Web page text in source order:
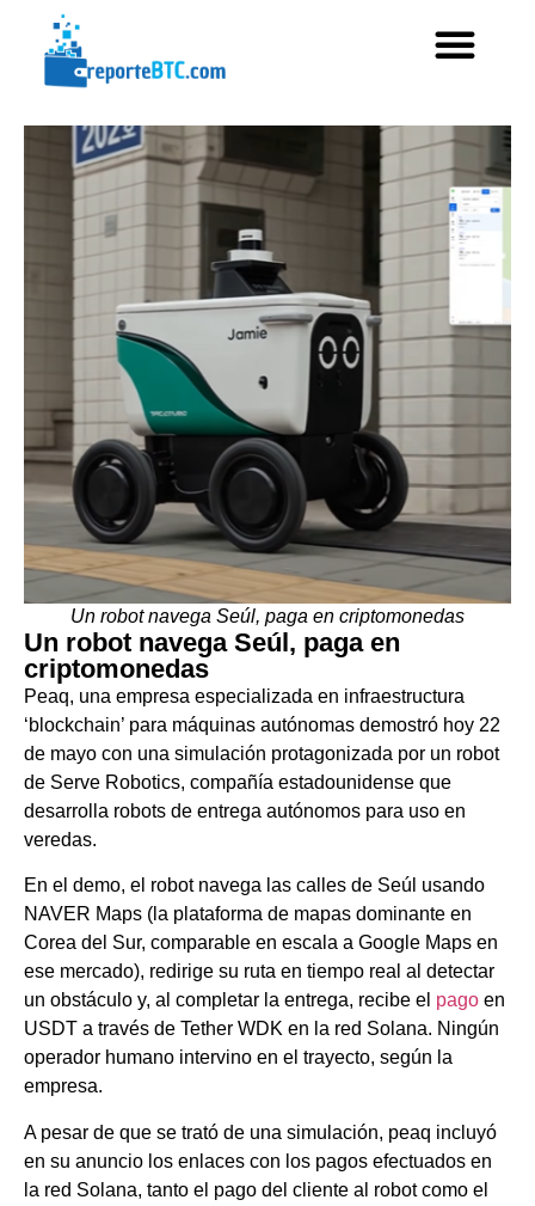
Un robot navega Seúl, paga en criptomonedas
Un robot navega Seúl, paga en
criptomonedas
Peaq, una empresa especializada en infraestructura
‘blockchain’ para máquinas autónomas demostró hoy 22
de mayo con una simulación protagonizada por un robot
de Serve Robotics, compañía estadounidense que
desarrolla robots de entrega autónomos para uso en
veredas.
En el demo, el robot navega las calles de Seúl usando
NAVER Maps (la plataforma de mapas dominante en
Corea del Sur, comparable en escala a Google Maps en
ese mercado), redirige su ruta en tiempo real al detectar
un obstáculo y, al completar la entrega, recibe el pago en
USDT a través de Tether WDK en la red Solana. Ningún
operador humano intervino en el trayecto, según la
empresa.
A pesar de que se trató de una simulación, peaq incluyó
en su anuncio los enlaces con los pagos efectuados en
la red Solana, tanto el pago del cliente al robot como el